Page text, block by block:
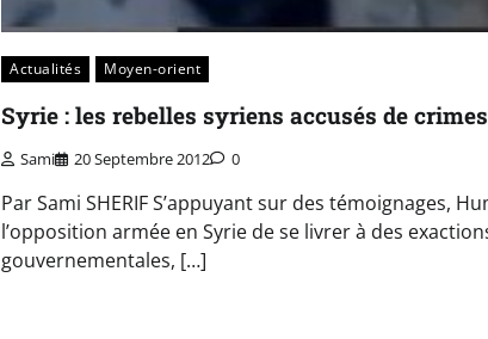
Actualités Moyen-orient
Syrie : les rebelles syriens accusés de
Sami 20 Septembre 2012 0
Par Sami SHERIF S’appuyant sur des témoignages,
l’opposition armée en Syrie de se livrer à des
gouvernementales, […]